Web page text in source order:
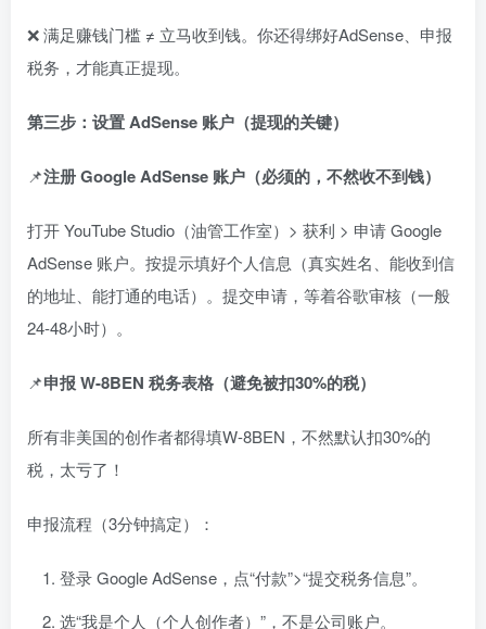
❌ 满足赚钱门槛 ≠ 立马收到钱。你还得绑好AdSense、申报
税务，才能真正提现。
第三步：设置 AdSense 账户（提现的关键）
📌注册 Google AdSense 账户（必须的，不然收不到钱）
打开 YouTube Studio（油管工作室）> 获利 > 申请 Google
AdSense 账户。按提示填好个人信息（真实姓名、能收到信
的地址、能打通的电话）。提交申请，等着谷歌审核（一般
24-48小时）。
📌申报 W-8BEN 税务表格（避免被扣30%的税）
所有非美国的创作者都得填W-8BEN，不然默认扣30%的
税，太亏了！
申报流程（3分钟搞定）：
登录 Google AdSense，点“付款”>“提交税务信息”。
选“我是个人（个人创作者）”，不是公司账户。